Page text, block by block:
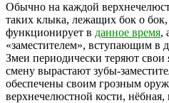
Обычно на каждой
таких клыка, лежащих бок о
функционирует в данное время,
«заместителем», вступающим в
Змеи периодически теряют
смену вырастают зубы-
обеспечены своим грозным
верхнечелюстной кости,